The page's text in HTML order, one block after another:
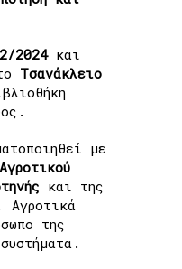
2024και
Τσανάκλειο
με
Αγροτικού
και της
Αγροτικά
της